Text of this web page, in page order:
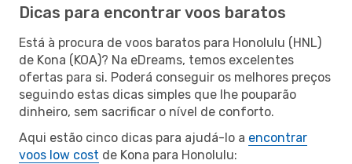
Dicas para encontrar voos baratos
Está à procura de voos baratos para Honolulu (HNL)
de Kona (KOA)? Na eDreams, temos excelentes
ofertas para si. Poderá conseguir os melhores preços
seguindo estas dicas simples que lhe pouparão
dinheiro, sem sacrificar o nível de conforto.
Aqui estão cinco dicas para ajudá-lo a encontrar
voos low cost de Kona para Honolulu: